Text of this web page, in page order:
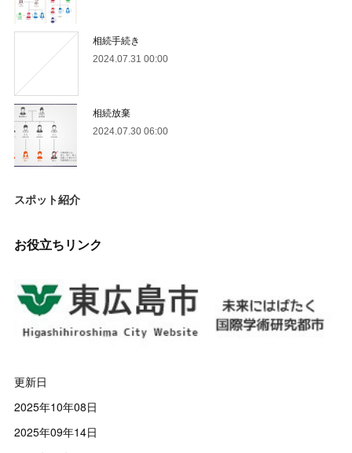
相続手続き
2024.07.31 00:00
相続放棄
2024.07.30 06:00
スポット紹介
お役立ちリンク
更新日
2025年10年08日
2025年09年14日